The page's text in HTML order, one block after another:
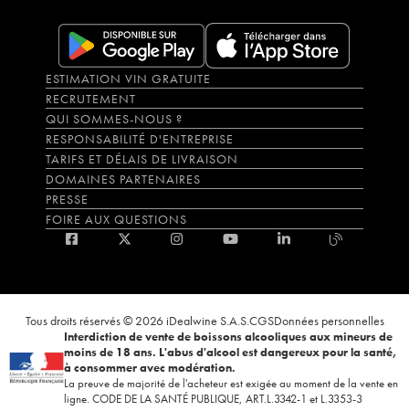
ESTIMATION VIN GRATUITE
RECRUTEMENT
QUI SOMMES-NOUS ?
RESPONSABILITÉ D'ENTREPRISE
TARIFS ET DÉLAIS DE LIVRAISON
DOMAINES PARTENAIRES
PRESSE
FOIRE AUX QUESTIONS
Tous droits réservés © 2026 iDealwine S.A.S.CGSDonnées personnelles
Interdiction de vente de boissons alcooliques aux mineurs de
moins de 18 ans. L'abus d'alcool est dangereux pour la santé,
à consommer avec modération.
La preuve de majorité de l'acheteur est exigée au moment de la vente en
ligne. CODE DE LA SANTÉ PUBLIQUE, ART.L.3342-1 et L.3353-3